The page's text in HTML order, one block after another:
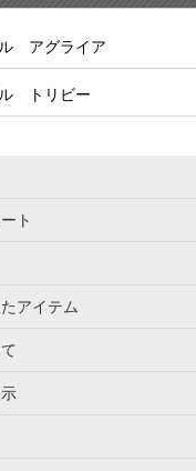
アグライア
トリビー
ト
アイテム